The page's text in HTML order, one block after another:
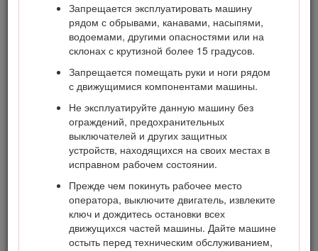
Запрещается эксплуатировать машину
рядом с обрывами, канавами, насыпями,
водоемами, другими опасностями или на
склонах с крутизной более 15 градусов.
Запрещается помещать руки и ноги рядом
с движущимися компонентами машины.
Не эксплуатируйте данную машину без
ограждений, предохранительных
выключателей и других защитных
устройств, находящихся на своих местах в
исправном рабочем состоянии.
Прежде чем покинуть рабочее место
оператора, выключите двигатель, извлеките
ключ и дождитесь остановки всех
движущихся частей машины. Дайте машине
остыть перед техническим обслуживанием,
при этом указать модель и серийный номер изделия. На
показано расположение номера модели и
серийного номера. Запишите номера в предусмотренном
для этого месте.
Important: С помощью мобильного устройства вы
можете отсканировать QR-код на табличке с
серийным номером (при наличии), чтобы получить
информацию по гарантии и запчастям, а также другие
сведения об изделии.